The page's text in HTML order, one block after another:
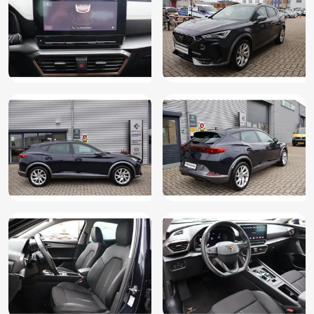
LED dagrijverlichting
LED mistlampen
Lendesteunen (verstelbaar)
Mistlampen voor adaptief
Onderhoudsboekje (fysiek)
Passagiersairbag
Passagiersstoel in hoogte verstelbaar
Regensensor
Rijstrooksensor met correctie
Schakelmogelijkheid aan stuurwiel
Sportstoelen
Sportstuur
Spraakbediening
Stuurbekrachtiging snelheidsafhankelijk